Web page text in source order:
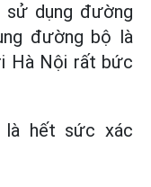
sử dụng đường
đường bộ là
Hà Nội rất bức
là hết sức xác